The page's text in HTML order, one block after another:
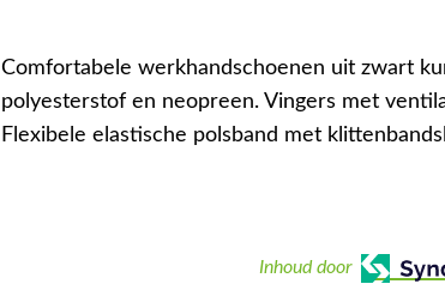
Comfortabele werkhandschoenen uit zwart
polyesterstof en neopreen. Vingers met
Flexibele elastische polsband met
Inhoud door